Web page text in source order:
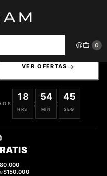
0
Secret Dama Body Lotion
VER OFERTAS
18
HRS
:
54
MIN
:
44
SEG
$150.000